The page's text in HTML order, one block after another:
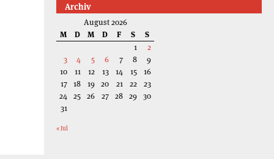
Archiv
August 2026
M
D M D F S
S
1
2
3
4 5 6 7 8
9
10
11 12 13 14 15
16
17 18 19 20 21 22
23
24 25 26 27 28 29 30
31
« Jul